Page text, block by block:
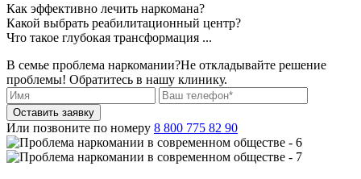
Как эффективно лечить наркомана?
Какой выбрать реабилитационный центр?
Что такое глубокая трансформация ...
В семье проблема наркомании?Не откладывайте решение
проблемы! Обратитесь в нашу клинику.
Оставить заявку
Или позвоните по номеру 8 800 775 82 90